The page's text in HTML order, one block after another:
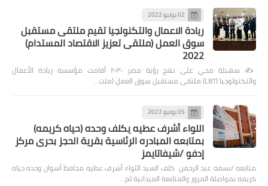
02 يونيو 2022
ريادة الاعمال والتكنولجيا تقيم ملتقى مستقبل
سوق العمل (ملتقى تعزيز الاقتصاد المستدام)
2022
✍️ سهيلة محي على نهج رؤية مصر ٢٠٣٠ أقامت مؤسسة ريادة الأعمال
والتكنولوجيا (LBT) ملتقى مستقبل سوق العمل (ملت…
05 يوليو 2022
اللواء أشرف عطيه يكلف وحده (حياه كريمه)
بمتابعه المبادره الرئاسية بقرية الحجز بحرى مركز
إدفو /شيفاتايمز
متابعه /بسمه عبد الرحمن كلف السيد اللواء أشرف عطيه محافظ أسوان وحده حياه
كريمه بمواصلة المرور والمتابعة الميدانية لم…